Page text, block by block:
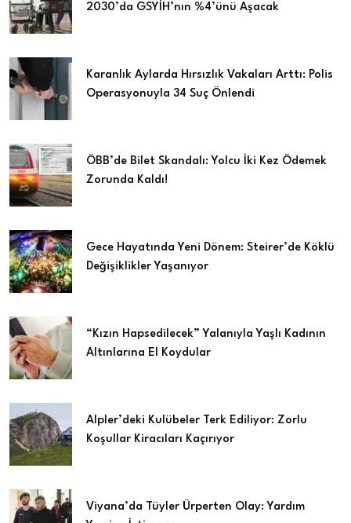
2030’da GSYİH’nın %4’ünü Aşacak
Karanlık Aylarda Hırsızlık Vakaları Arttı: Polis
Operasyonuyla 34 Suç Önlendi
ÖBB’de Bilet Skandalı: Yolcu İki Kez Ödemek
Zorunda Kaldı!
Gece Hayatında Yeni Dönem: Steirer’de Köklü
Değişiklikler Yaşanıyor
“Kızın Hapsedilecek” Yalanıyla Yaşlı Kadının
Altınlarına El Koydular
Alpler’deki Kulübeler Terk Ediliyor: Zorlu
Koşullar Kiracıları Kaçırıyor
Viyana’da Tüyler Ürperten Olay: Yardım